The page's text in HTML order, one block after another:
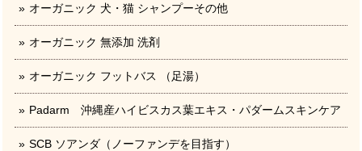
オーガニック 犬・猫 シャンプーその他
オーガニック 無添加 洗剤
オーガニック フットバス （足湯）
Padarm 沖縄産ハイビスカス葉エキス・パダームスキンケア
SCB ソアンダ（ノーファンデを目指す）